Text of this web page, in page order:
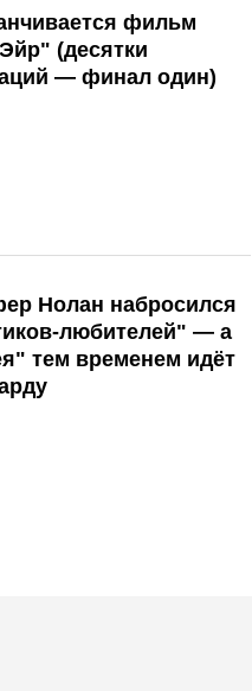
фильм
(десятки
— финал один)
Нолан набросился
любителей" — а
тем временем идёт